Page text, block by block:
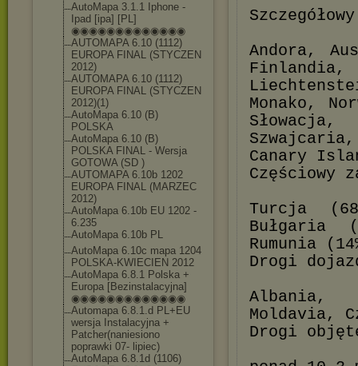
AutoMapa 3.1.1 Iphone -
Ipad [ipa] [PL]
◉◉◉◉◉◉◉◉◉◉◉◉◉
AUTOMAPA 6.10 (1112)
EUROPA FINAL (STYCZEN
2012)
AUTOMAPA 6.10 (1112)
EUROPA FINAL (STYCZEN
2012)(1)
AutoMapa 6.10 (B)
POLSKA
AutoMapa 6.10 (B)
POLSKA FINAL - Wersja
GOTOWA (SD )
AUTOMAPA 6.10b 1202
EUROPA FINAL (MARZEC
2012)
AutoMapa 6.10b EU 1202 -
6.235
AutoMapa 6.10b PL
AutoMapa 6.10c mapa 1204
POLSKA-KWIECIEN 2012
AutoMapa 6.8.1 Polska +
Europa [Bezinstalacyjna]
◉◉◉◉◉◉◉◉◉◉◉◉◉
Automapa 6.8.1.d PL+EU
wersja Instalacyjna +
Patcher(naniesiono
poprawki 07- lipiec)
AutoMapa 6.8.1d (1106)
Andora,
Monako,
Canary
Częściowy
Turcja
Bułgaria
Rumunia
Drogi
Albania,
Moldavia,
Drogi